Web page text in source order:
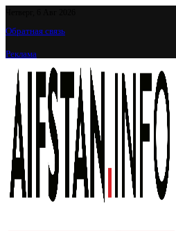
Обратная связь
Реклама